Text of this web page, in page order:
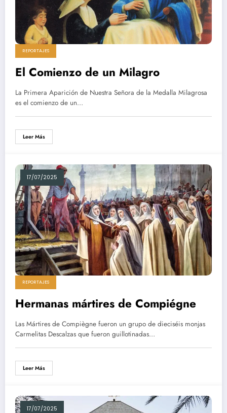
REPORTAJES
El Comienzo de un Milagro
La Primera Aparición de Nuestra Señora de la Medalla Milagrosa
es el comienzo de un…
Leer Más
17/07/2025
REPORTAJES
Hermanas mártires de Compiégne
Las Mártires de Compiègne fueron un grupo de dieciséis monjas
Carmelitas Descalzas que fueron guillotinadas…
Leer Más
17/07/2025